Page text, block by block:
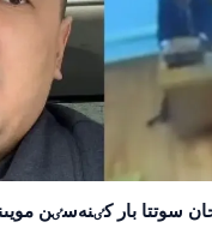
سوتتا بار كٸنەسٸن